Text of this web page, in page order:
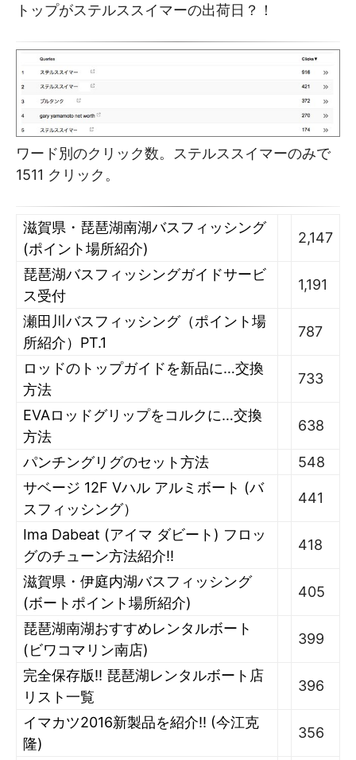
トップがステルススイマーの出荷日？！
ワード別のクリック数。ステルススイマーのみで
1511 クリック。
滋賀県・琵琶湖南湖バスフィッシング
(ポイント場所紹介)
2,147
琵琶湖バスフィッシングガイドサービ
ス受付
1,191
瀬田川バスフィッシング（ポイント場
所紹介）PT.1
787
ロッドのトップガイドを新品に…交換
方法
733
EVAロッドグリップをコルクに…交換
方法
638
パンチングリグのセット方法
548
サベージ 12F Vハル アルミボート (バ
スフィッシング）
441
Ima Dabeat (アイマ ダビート) フロッ
グのチューン方法紹介!!
418
滋賀県・伊庭内湖バスフィッシング
(ボートポイント場所紹介)
405
琵琶湖南湖おすすめレンタルボート
(ビワコマリン南店)
399
完全保存版!! 琵琶湖レンタルボート店
リスト一覧
396
イマカツ2016新製品を紹介!! (今江克
隆)
356